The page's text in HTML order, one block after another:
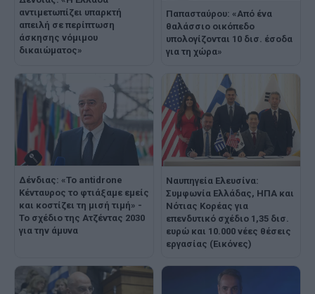
αντιμετωπίζει υπαρκτή
απειλή σε περίπτωση
άσκησης νόμιμου
δικαιώματος»
Παπασταύρου: «Από ένα
θαλάσσιο οικόπεδο
υπολογίζονται 10 δισ. έσοδα
για τη χώρα»
Δένδιας: «Το antidrone
Κένταυρος το φτιάξαμε εμείς
και κοστίζει τη μισή τιμή» -
Το σχέδιο της Ατζέντας 2030
για την άμυνα
Ναυπηγεία Ελευσίνα:
Συμφωνία Ελλάδας, ΗΠΑ και
Νότιας Κορέας για
επενδυτικό σχέδιο 1,35 δισ.
ευρώ και 10.000 νέες θέσεις
εργασίας (Εικόνες)